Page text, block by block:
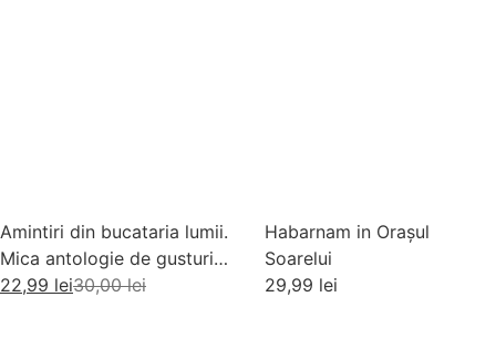
Amintiri din bucataria lumii.
Mica antologie de gusturi,
stari si gustari
30,00lei
22,99 lei
Habarnam in Orașul
Soarelui
29,99 lei